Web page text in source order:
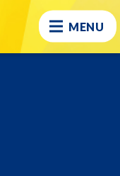
MENU